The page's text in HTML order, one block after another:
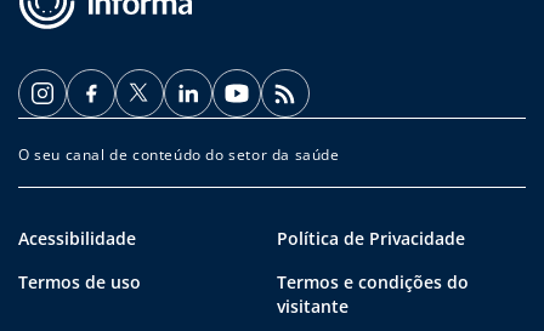
O seu canal de conteúdo do setor da saúde
Acessibilidade
Política de Privacidade
Termos de uso
Termos e condições do
visitante